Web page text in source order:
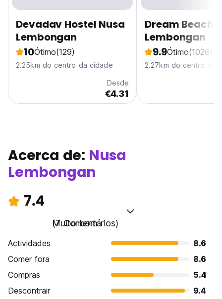
Devadav Hostel Nusa
Lembongan
10Ótimo(129)
2.25km do centro da cidade
Desde
€4.31
Dream Beach
Lembongan
9.9Ótimo(1026)
2.27km do centro da
Acerca de: Nusa
Lembongan
7.4
Muito bom
(7 Comentários)
Actividades
8.6
Comer fora
8.6
Compras
5.4
Descontrair
9.4